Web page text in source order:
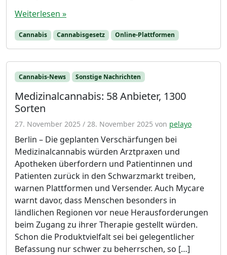
Weiterlesen »
Cannabis Cannabisgesetz Online-Plattformen
Cannabis-News Sonstige Nachrichten
Medizinalcannabis: 58 Anbieter, 1300
Sorten
27. November 2025 / 28. November 2025 von pelayo
Berlin – Die geplanten Verschärfungen bei
Medizinalcannabis würden Arztpraxen und
Apotheken überfordern und Patientinnen und
Patienten zurück in den Schwarzmarkt treiben,
warnen Plattformen und Versender. Auch Mycare
warnt davor, dass Menschen besonders in
ländlichen Regionen vor neue Herausforderungen
beim Zugang zu ihrer Therapie gestellt würden.
Schon die Produktvielfalt sei bei gelegentlicher
Befassung nur schwer zu beherrschen, so […]